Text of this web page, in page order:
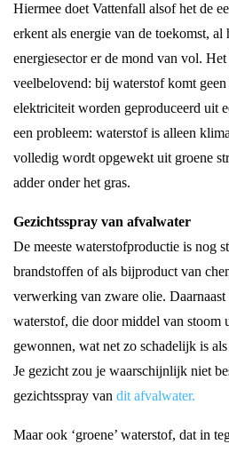
Hiermee doet Vattenfall alsof het de
erkent als energie van de toekomst,
energiesector er de mond van vol.
veelbelovend: bij waterstof komt
elektriciteit worden geproduceerd uit
een probleem: waterstof is alleen
volledig wordt opgewekt uit groene
adder onder het gras.
Gezichtsspray van afvalwater
De meeste waterstofproductie is nog
brandstoffen of als bijproduct van
verwerking van zware olie. Daarnaast
waterstof, die door middel van stoom
gewonnen, wat net zo schadelijk is
Je gezicht zou je waarschijnlijk niet
gezichtsspray van dit afvalwater.
Maar ook ‘groene’ waterstof, dat in